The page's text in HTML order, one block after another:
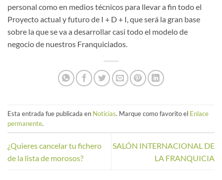
personal como en medios técnicos para llevar a fin todo el
Proyecto actual y futuro de I + D + I, que será la gran base
sobre la que se va a desarrollar casi todo el modelo de
negocio de nuestros Franquiciados.
Esta entrada fue publicada en Noticias. Marque como favorito el Enlace
permanente.
¿Quieres cancelar tu fichero
de la lista de morosos?
SALÓN INTERNACIONAL DE
LA FRANQUICIA